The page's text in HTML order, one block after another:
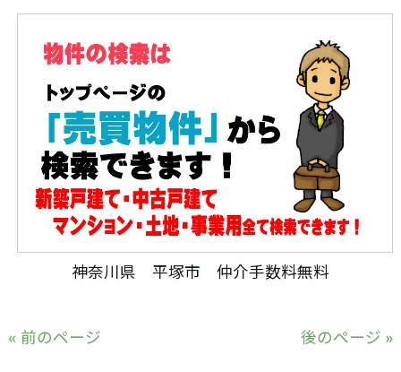
神奈川県 平塚市 仲介手数料無料
« 前のページ 後のページ »